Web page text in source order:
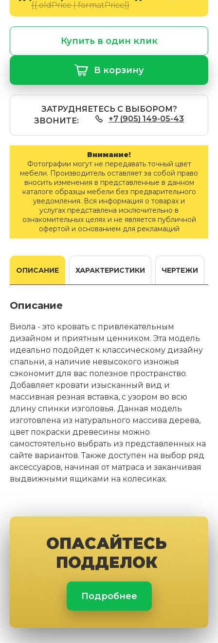
{{ oldPrice | formatPrice}}
Купить в один клик
В корзину
ЗАТРУДНЯЕТЕСЬ С ВЫБОРОМ?
ЗВОНИТЕ:
+7 (905) 149-05-43
Внимание!
Фотографии могут не передавать точный цвет
мебели. Производитель оставляет за собой право
вносить изменения в представленные в данном
каталоге образцы мебели без предварительного
уведомления. Вся информация о товарах и
услугах представлена исключительно в
ознакомительных целях и не является публичной
офертой и основанием для рекламаций
ОПИСАНИЕ ХАРАКТЕРИСТИКИ ЧЕРТЕЖИ
Описание
Виола - это кровать с привлекательным
дизайном и приятным ценником. Эта модель
идеально подойдет к классическому дизайну
спальни, а наличие невысокого изножья
сэкономит для вас полезное пространство.
Добавляет кровати изысканный вид и
массивная резная вставка, с узором во всю
длину спинки изголовья. Данная модель
изготовлена из натурального массива дерева,
цвет покраски древесины можно
самостоятельно выбрать из представленных на
сайте вариантов. Также доступен на выбор ряд
аксессуаров, начиная от матраса и заканчивая
выдвижными ящиками на колесиках.
ОПАСАЙТЕСЬ
ПОДДЕЛОК
Подробнее